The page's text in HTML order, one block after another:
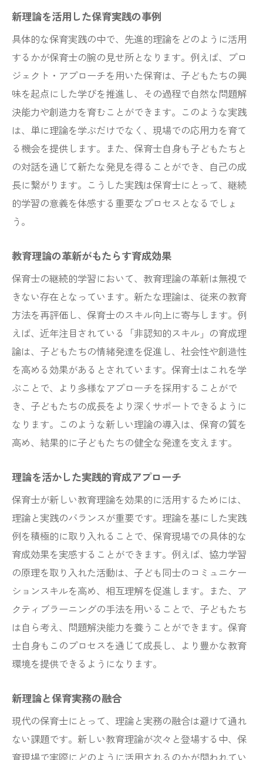
新理論を活用した保育実践の事例
具体的な保育実践の中で、先進的理論をどのように活用
するかが保育士の腕の見せ所となります。例えば、プロ
ジェクト・アプローチを用いた保育は、子どもたちの興
味を起点にした学びを推進し、その過程で自然な問題解
決能力や創造力を育むことができます。このような実践
は、単に理論を学ぶだけでなく、現場での応用力を育て
る機会を提供します。また、保育士自身も子どもたちと
の対話を通じて新たな発見を得ることができ、自己の成
長に繋がります。こうした実践は保育士にとって、継続
的学習の意義を体感する重要なプロセスとなるでしょ
う。
教育理論の革新がもたらす育成効果
保育士の継続的学習において、教育理論の革新は無視で
きない存在となっています。新たな理論は、従来の教育
方法を再評価し、保育士のスキル向上に寄与します。例
えば、近年注目されている「非認知的スキル」の育成理
論は、子どもたちの情緒発達を促進し、社会性や創造性
を高める効果があるとされています。保育士はこれを学
ぶことで、より多様なアプローチを採用することがで
き、子どもたちの成長をより深くサポートできるように
なります。このような新しい理論の導入は、保育の質を
高め、結果的に子どもたちの健全な発達を支えます。
理論を活かした実践的育成アプローチ
保育士が新しい教育理論を効果的に活用するためには、
理論と実践のバランスが重要です。理論を基にした実践
例を積極的に取り入れることで、保育現場での具体的な
育成効果を実感することができます。例えば、協力学習
の原理を取り入れた活動は、子ども同士のコミュニケー
ションスキルを高め、相互理解を促進します。また、ア
クティブラーニングの手法を用いることで、子どもたち
は自ら考え、問題解決能力を養うことができます。保育
士自身もこのプロセスを通じて成長し、より豊かな教育
環境を提供できるようになります。
新理論と保育実務の融合
現代の保育士にとって、理論と実務の融合は避けて通れ
ない課題です。新しい教育理論が次々と登場する中、保
育現場で実際にどのように活用されるのかが問われてい